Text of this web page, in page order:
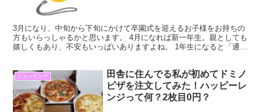
3月になり、中旬から下旬にかけて卒園式を迎えるお子様をお持ちの
方もいらっしゃるかと思います。 4月になれば新一年生。親としても
嬉しくもあり、不安もいっぱいありますよね。 1年生になると「通
ショッピング
田舎に住んでる私が初めてドミノ
ピザを注文してみた！ハッピーレ
ンジって何？2枚目0円？